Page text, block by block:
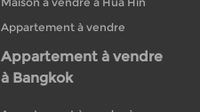
Appartement à vendre
Appartement à vendre
à Bangkok